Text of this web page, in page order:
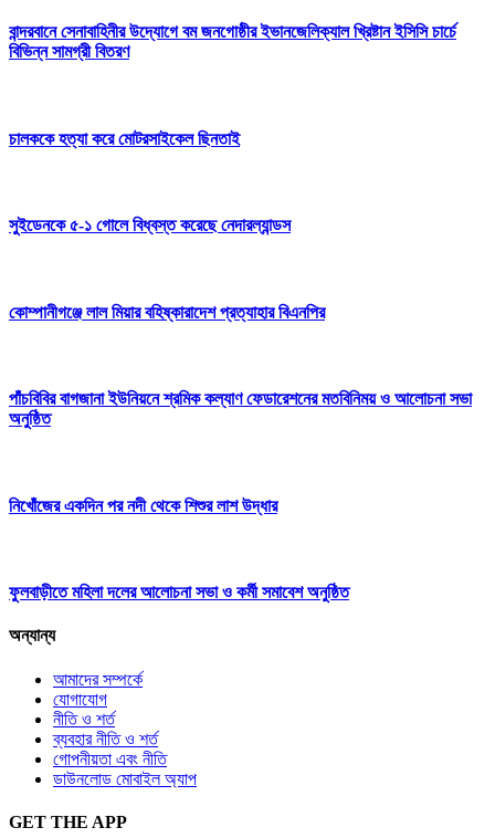
বান্দরবানে সেনাবাহিনীর উদ্যোগে বম জনগোষ্ঠীর ইভানজেলিক্যাল খ্রিষ্টান ইসিসি চার্চে
বিভিন্ন সামগ্রী বিতরণ
চালককে হত্যা করে মোটরসাইকেল ছিনতাই
সুইডেনকে ৫-১ গোলে বিধ্বস্ত করেছে নেদারল্যান্ডস
কোম্পানীগঞ্জে লাল মিয়ার বহিষ্কারাদেশ প্রত্যাহার বিএনপির
পাঁচবিবির বাগজানা ইউনিয়নে শ্রমিক কল্যাণ ফেডারেশনের মতবিনিময় ও আলোচনা সভা
অনুষ্ঠিত
নিখোঁজের একদিন পর নদী থেকে শিশুর লাশ উদ্ধার
ফুলবাড়ীতে মহিলা দলের আলোচনা সভা ও কর্মী সমাবেশ অনুষ্ঠিত
অন্যান্য
আমাদের সম্পর্কে
যোগাযোগ
নীতি ও শর্ত
ব্যবহার নীতি ও শর্ত
গোপনীয়তা এবং নীতি
ডাউনলোড মোবাইল অ্যাপ
GET THE APP